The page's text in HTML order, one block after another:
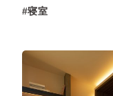
寝室